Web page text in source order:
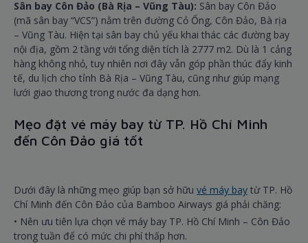
Sân bay Côn Đảo (Bà Rịa – Vũng Tàu): Sân bay Côn Đảo
(mã sân bay “VCS”) nằm trên đường Cỏ Ống, Côn Đảo, Bà rịa
– Vũng Tàu. Hiện tại sân bay chủ yếu khai thác các đường bay
nội địa, gồm 2 tầng với tổng diện tích là 2777 m2. Dù là 1 cảng
hàng không nhỏ, tuy nhiên nơi đây vẫn góp phần thúc đẩy kinh
tế, du lịch cho tỉnh Bà Rịa – Vũng Tàu, cũng như giúp mạng
lưới giao thương trong nước đa dạng hơn.
Mẹo đặt vé máy bay từ TP. Hồ Chí Minh
đến Côn Đảo giá tốt
Dưới đây là những mẹo giúp bạn sở hữu vé máy bay từ TP. Hồ
Chí Minh đến Côn Đảo của Bamboo Airways giá phải chăng:
• Nên ưu tiên lựa chọn vé máy bay TP. Hồ Chí Minh – Côn Đảo
trong tuần để có mức chi phí thấp hơn.